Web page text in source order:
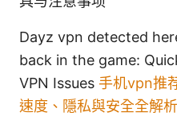
Dayz vpn detected
back in the game:
VPN Issues 手机vpn推
速度、隱私與安全全解析